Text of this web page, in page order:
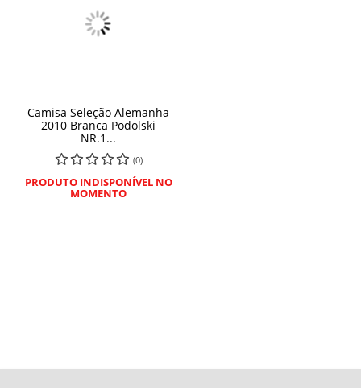
Camisa Seleção Alemanha
2010 Branca Podolski
NR.1...
(0)
PRODUTO INDISPONÍVEL NO
MOMENTO